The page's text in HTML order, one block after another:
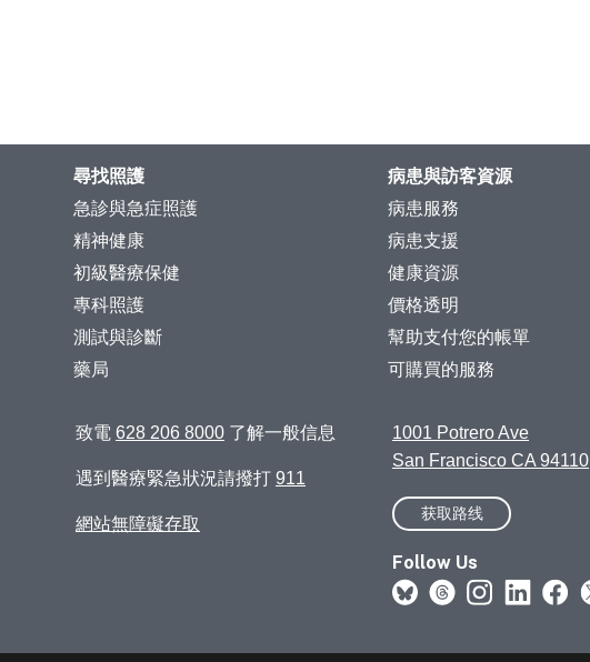
尋找照護
急診與急症照護
精神健康
初級醫療保健
專科照護
測試與診斷
藥局
病患與訪客資源
病患服務
病患支援
健康資源
價格透明
幫助支付您的帳單
可購買的服務
致電 628 206 8000 了解一般信息
遇到醫療緊急狀況請撥打 911
網站無障礙存取
1001 Potrero Ave
San Francisco CA 94110
获取路线
Follow Us